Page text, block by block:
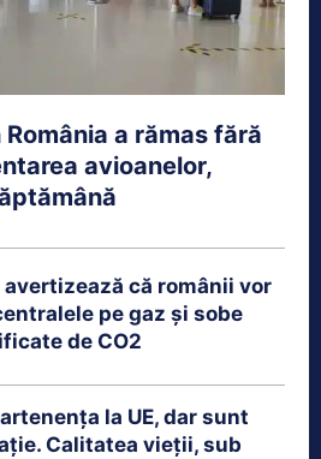
a rămas fără
avioanelor,
avertizează că românii vor
pe gaz și sobe
de CO2
la UE, dar sunt
Calitatea vieții, sub